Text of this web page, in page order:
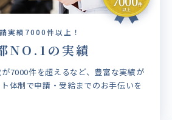
実績7000件以上！
NO.1の実績
7000件を超えるなど、豊富な実績が
体制で申請・受給までのお手伝いを